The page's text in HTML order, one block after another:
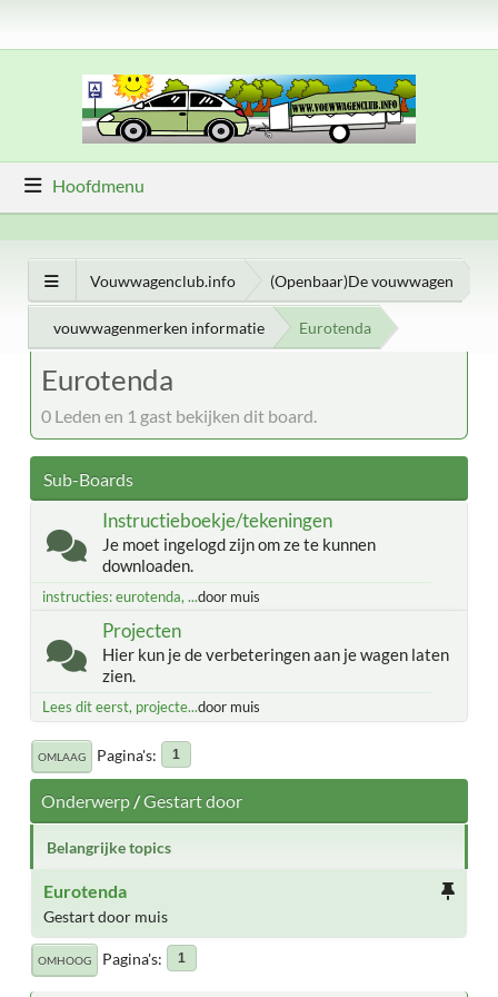
Hoofdmenu
Vouwwagenclub.info (Openbaar)De vouwwagen
vouwwagenmerken informatie Eurotenda
Eurotenda
0 Leden en 1 gast bekijken dit board.
Sub-Boards
Instructieboekje/tekeningen
Je moet ingelogd zijn om ze te kunnen
downloaden.
instructies: eurotenda, ...door muis
Projecten
Hier kun je de verbeteringen aan je wagen laten
zien.
Lees dit eerst, projecte...door muis
OMLAAG Pagina's 1
Onderwerp/Gestart door
Belangrijke topics
Eurotenda
Gestart door muis
OMHOOG Pagina's 1